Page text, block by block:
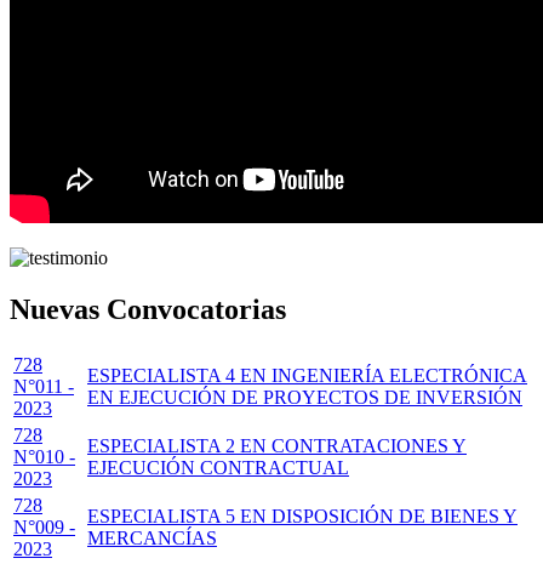
Nuevas Convocatorias
728
N°011 -
2023
ESPECIALISTA 4 EN INGENIERÍA ELECTRÓNICA
EN EJECUCIÓN DE PROYECTOS DE INVERSIÓN
728
N°010 -
2023
ESPECIALISTA 2 EN CONTRATACIONES Y
EJECUCIÓN CONTRACTUAL
728
N°009 -
2023
ESPECIALISTA 5 EN DISPOSICIÓN DE BIENES Y
MERCANCÍAS